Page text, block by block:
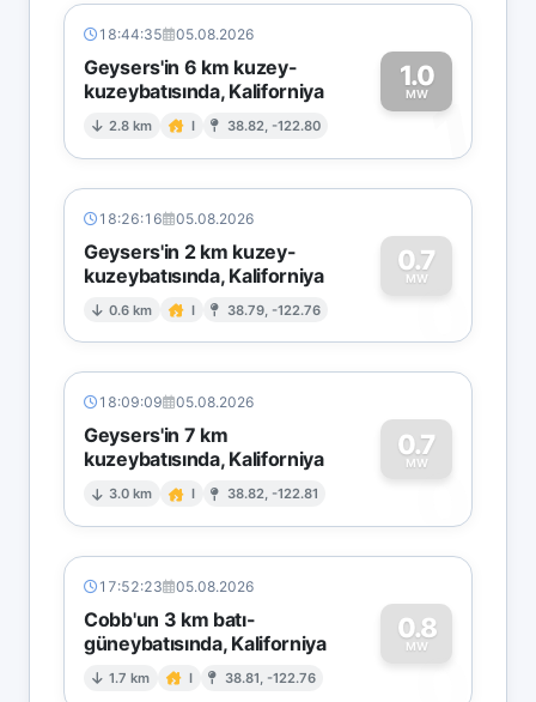
18:44:35 05.08.2026
Geysers'in 6 km kuzey-
kuzeybatısında, Kaliforniya
2.8 km I 38.82, -122.80
1.0
MW1
18:26:16 05.08.2026
Geysers'in 2 km kuzey-
kuzeybatısında, Kaliforniya
0.6 km I 38.79, -122.76
0.7
MW
0
18:09:09 05.08.2026
Geysers'in 7 km
kuzeybatısında, Kaliforniya
3.0 km I 38.82, -122.81
0.7
MW
0
17:52:23 05.08.2026
Cobb'un 3 km batı-
güneybatısında, Kaliforniya
1.7 km I 38.81, -122.76
0.8
MW